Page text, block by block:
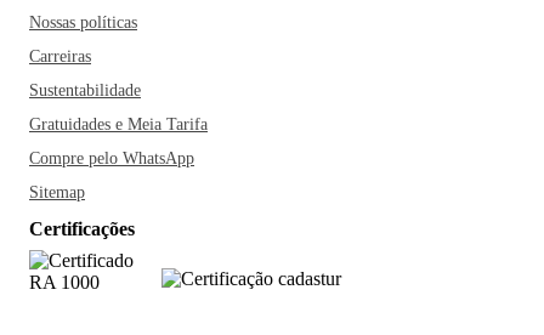
Nossas políticas
Carreiras
Sustentabilidade
Gratuidades e Meia Tarifa
Compre pelo WhatsApp
Sitemap
Certificações